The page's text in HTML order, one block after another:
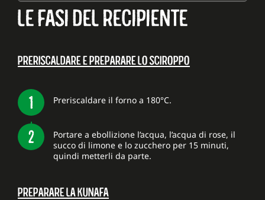
LE FASI DEL RECIPIENTE
PRERISCALDARE E PREPARARE LO SCIROPPO
Preriscaldare il forno a 180°C.
Portare a ebollizione l’acqua, l’acqua di rose, il
succo di limone e lo zucchero per 15 minuti,
quindi metterli da parte.
PREPARARE LA KUNAFA